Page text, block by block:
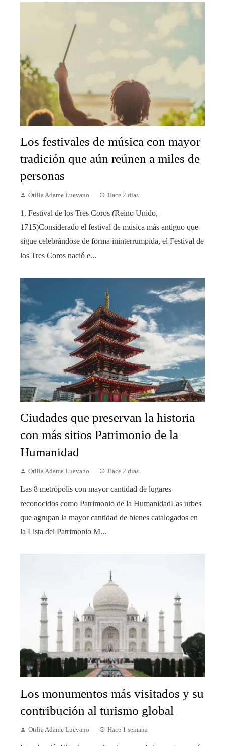
Los festivales de música con mayor
tradición que aún reúnen a miles de
personas
Otilia Adame Luevano Hace 2 días
1. Festival de los Tres Coros (Reino Unido,
1715)Considerado el festival de música más antiguo que
sigue celebrándose de forma ininterrumpida, el Festival de
los Tres Coros nació e...
Ciudades que preservan la historia
con más sitios Patrimonio de la
Humanidad
Otilia Adame Luevano Hace 2 días
Las 8 metrópolis con mayor cantidad de lugares
reconocidos como Patrimonio de la HumanidadLas urbes
que agrupan la mayor cantidad de bienes catalogados en
la Lista del Patrimonio M...
Los monumentos más visitados y su
contribución al turismo global
Otilia Adame Luevano Hace 1 semana